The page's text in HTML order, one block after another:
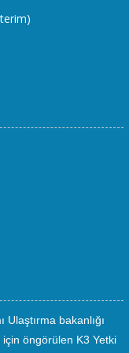
Ulaştırma bakanlığı
için öngörülen K3 Yetki